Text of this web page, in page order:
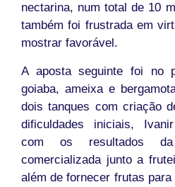
nectarina, num total de 10
também foi frustrada em
mostrar favorável.
A aposta seguinte foi no
goiaba, ameixa e
dois tanques com criação
dificuldades iniciais,
com os resultados
comercializada junto a
além de fornecer frutas